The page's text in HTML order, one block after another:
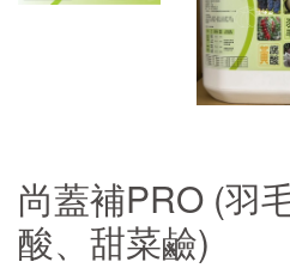
尚蓋補PRO (羽
酸、甜菜鹼)